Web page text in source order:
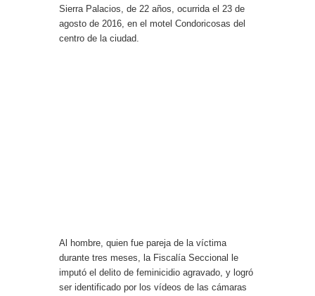
Sierra Palacios, de 22 años, ocurrida el 23 de
agosto de 2016, en el motel Condoricosas del
centro de la ciudad.
Al hombre, quien fue pareja de la víctima
durante tres meses, la Fiscalía Seccional le
imputó el delito de feminicidio agravado, y logró
ser identificado por los vídeos de las cámaras